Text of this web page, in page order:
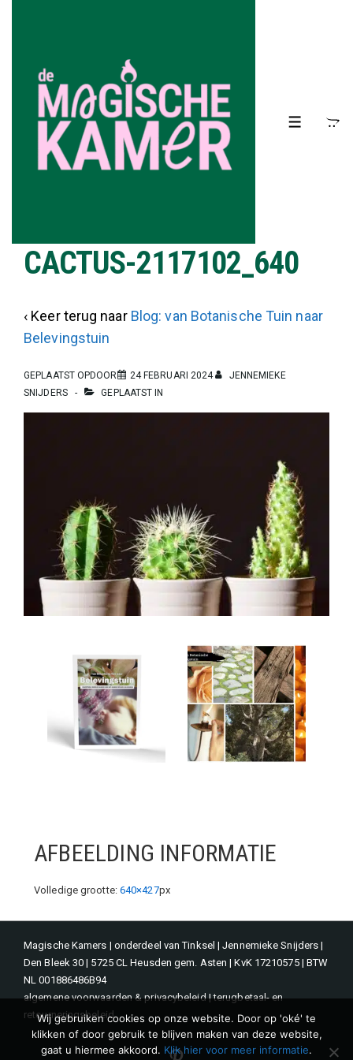
hoofdinhoud
MENU
CACTUS-2117102_640
‹ Keer terug naar Blog: van Botanische Tuin naar
Belevingstuin
GEPLAATST OPDOOR 24 FEBRUARI 2024
JENNEMIEKE
SNIJDERS
GEPLAATST IN
AFBEELDING INFORMATIE
Volledige grootte: 640×427px
Magische Kamers | onderdeel van Tinksel | Jennemieke Snijders |
Den Bleek 30 | 5725 CL Heusden gem. Asten | KvK 17210575 | BTW
NL 001886486B94
algemene voorwaarden & privacybeleid|terugbetaal- en
retourneringsbeleid
Wij gebruiken cookies op onze website. Door op 'oké' te
klikken of door gebruik te blijven maken van deze website,
gaat u hiermee akkoord. Klik hier voor meer informatie.